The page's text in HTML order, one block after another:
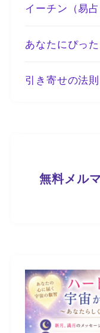
イーチン（易占
あなたにぴっ
引き寄せの法則
無料メル